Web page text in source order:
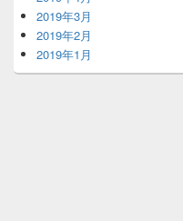
2019年3月
2019年2月
2019年1月